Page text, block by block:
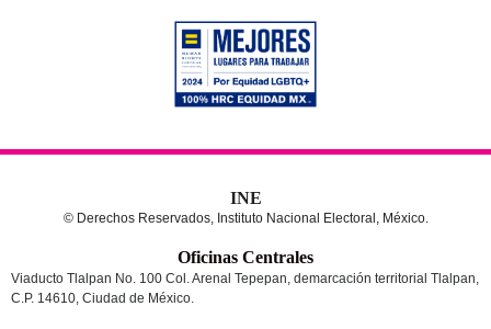
INE
© Derechos Reservados, Instituto Nacional Electoral, México.
Oficinas Centrales
Viaducto Tlalpan No. 100 Col. Arenal Tepepan, demarcación territorial Tlalpan,
C.P. 14610, Ciudad de México.